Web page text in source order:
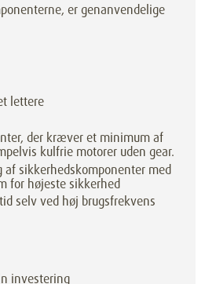
er genanvendelige
lettere
der kræver et minimum af
kulfrie motorer uden gear.
af sikkerhedskomponenter med
for højeste sikkerhed
selv ved høj brugsfrekvens
investering